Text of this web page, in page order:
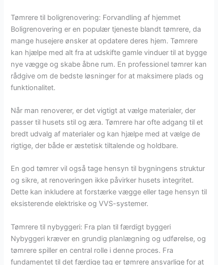
Tømrere til boligrenovering: Forvandling af hjemmet
Boligrenovering er en populær tjeneste blandt tømrere, da
mange husejere ønsker at opdatere deres hjem. Tømrere
kan hjælpe med alt fra at udskifte gamle vinduer til at bygge
nye vægge og skabe åbne rum. En professionel tømrer kan
rådgive om de bedste løsninger for at maksimere plads og
funktionalitet.
Når man renoverer, er det vigtigt at vælge materialer, der
passer til husets stil og æra. Tømrere har ofte adgang til et
bredt udvalg af materialer og kan hjælpe med at vælge de
rigtige, der både er æstetisk tiltalende og holdbare.
En god tømrer vil også tage hensyn til bygningens struktur
og sikre, at renoveringen ikke påvirker husets integritet.
Dette kan inkludere at forstærke vægge eller tage hensyn til
eksisterende elektriske og VVS-systemer.
Tømrere til nybyggeri: Fra plan til færdigt byggeri
Nybyggeri kræver en grundig planlægning og udførelse, og
tømrere spiller en central rolle i denne proces. Fra
fundamentet til det færdige tag er tømrere ansvarlige for at